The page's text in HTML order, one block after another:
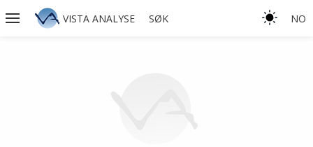
VISTA ANALYSE SØK NO